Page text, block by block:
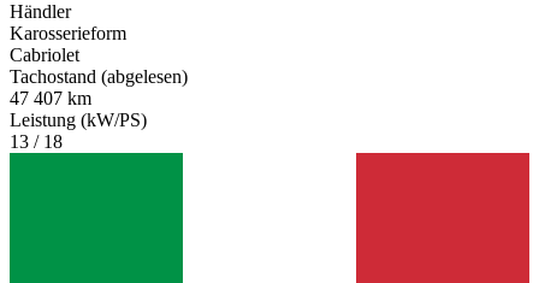
Händler
Karosserieform
Cabriolet
Tachostand (abgelesen)
47 407 km
Leistung (kW/PS)
13 / 18